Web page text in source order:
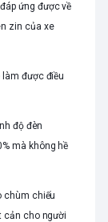
ứng được về
zin của xe
được điều
độ đèn
mà không hề
chùm chiếu
cản cho người